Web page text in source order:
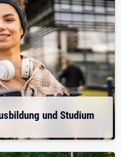
und Studium